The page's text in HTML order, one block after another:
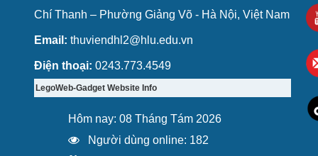
Chí Thanh – Phường Giảng Võ - Hà Nội, Việt Nam
Email: thuviendhl2@hlu.edu.vn
Điện thoại: 0243.773.4549
LegoWeb-Gadget Website Info
Hôm nay: 08 Tháng Tám 2026
Người dùng online: 182